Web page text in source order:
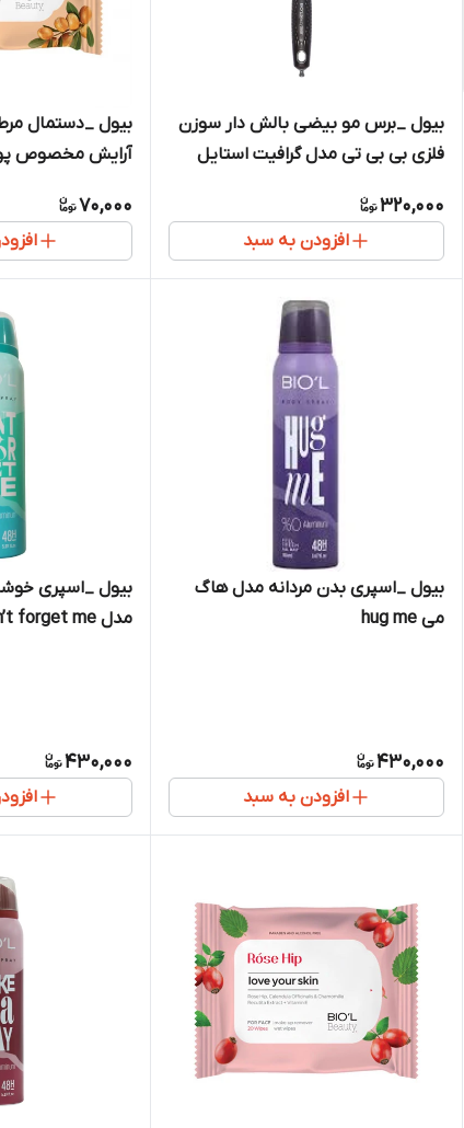
بیول _برس مو بیضی بالش دار سوزن
فلزی بی بی تی مدل گرافیت استایل
320,000
افزودن به سبد
بیول _دستمال
آرایش
70,000
بیول _اسپری بدن مردانه مدل هاگ
می hug me
430,000
افزودن به سبد
بیول _اسپری
مدل don’t forget me
430,000